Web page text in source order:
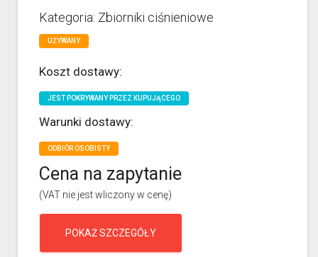
Kategoria: Zbiorniki ciśnieniowe
UŻYWANY
Koszt dostawy:
JEST POKRYWANY PRZEZ KUPUJĄCEGO
Warunki dostawy:
ODBIÓR OSOBISTY
Cena na zapytanie
(VAT nie jest wliczony w cenę)
POKAŻ SZCZEGÓŁY